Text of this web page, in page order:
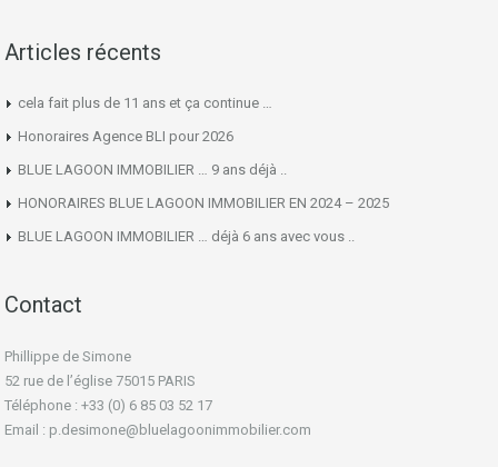
Articles récents
cela fait plus de 11 ans et ça continue …
Honoraires Agence BLI pour 2026
BLUE LAGOON IMMOBILIER … 9 ans déjà ..
HONORAIRES BLUE LAGOON IMMOBILIER EN 2024 – 2025
BLUE LAGOON IMMOBILIER … déjà 6 ans avec vous ..
Contact
Phillippe de Simone
52 rue de l’église 75015 PARIS
Téléphone : +33 (0) 6 85 03 52 17
Email : p.desimone@bluelagoonimmobilier.com